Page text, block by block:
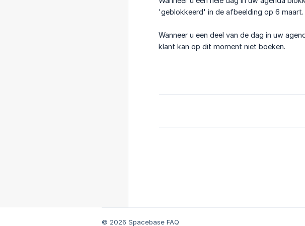
'geblokkeerd' in de afbeelding op 6
Wanneer u een deel van de dag in uw
klant kan op dit moment niet boeken.
© 2026 Spacebase FAQ